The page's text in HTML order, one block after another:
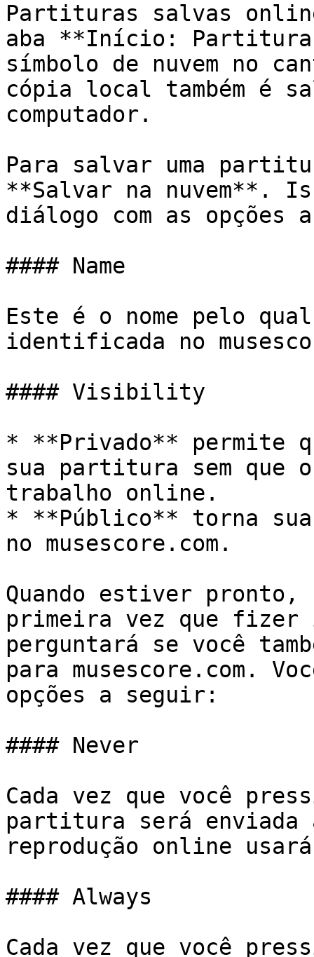
Partituras salvas
aba **Início:
símbolo de nuvem no
cópia local também é
computador.
Para salvar uma
**Salvar na nuvem**.
diálogo com as opções
#### Name
Este é o nome pelo
identificada no
#### Visibility
* **Privado** permite
sua partitura sem que
trabalho online.
* **Público** torna
no musescore.com.
Quando estiver
primeira vez que fizer
perguntará se você
para musescore.com.
opções a seguir:
#### Never
Cada vez que você
partitura será enviada
reprodução online
#### Always
Cada vez que você